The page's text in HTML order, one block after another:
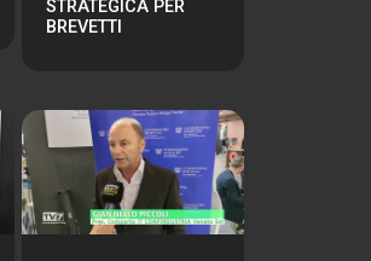
STRATEGICA PER
BREVETTI